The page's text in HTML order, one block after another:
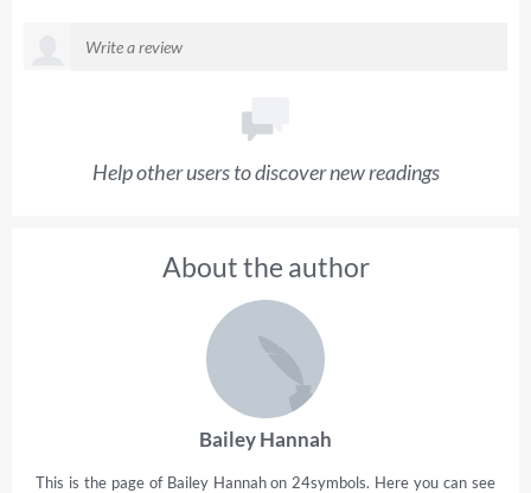
Help other users to discover new readings
About the author
Bailey Hannah
This is the page of Bailey Hannah on 24symbols. Here you can see